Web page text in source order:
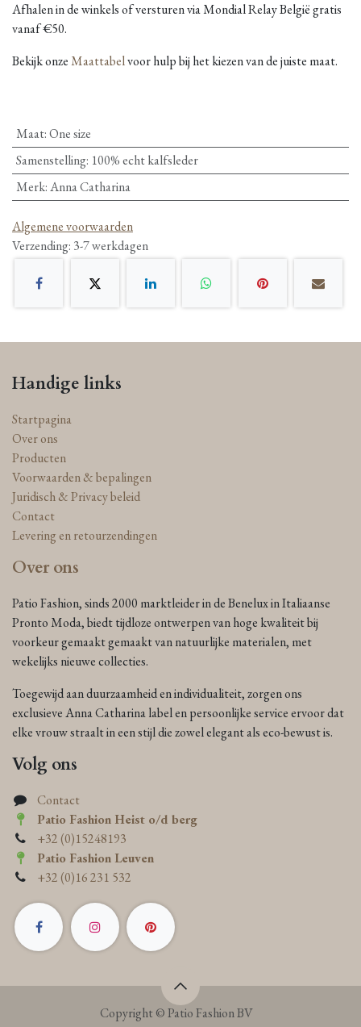
Afhalen in de winkels of versturen via Mondial Relay België gratis
vanaf €50.
Bekijk onzeMaattabelvoor hulp bij het kiezen van de juiste maat.
Maat:One size
Samenstelling: 100% echt kalfsleder
Merk:Anna Catharina
Algemene voorwaarden
Verzending: 3-7 werkdagen
Handige links
Startpagina
Over ons
Producten
Voorwaarden & bepalingen
Juridisch & Privacy beleid
Contact
Levering en retourzendingen
Over ons
Patio Fashion, sinds 2000 marktleider in de Benelux in Italiaanse
Pronto Moda, biedt tijdloze ontwerpen van hoge kwaliteit bij
voorkeur gemaakt gemaakt van natuurlijke materialen, met
wekelijks nieuwe collecties.
Toegewijd aan duurzaamheid en individualiteit, zorgen ons
exclusieve Anna Catharina label en persoonlijke service ervoor dat
elke vrouw straalt in een stijl die zowel elegant als eco-bewust is.
Volg ons
Contact
Patio Fashion Heist o/d berg
+32 (0)15248193
Patio Fashion Leuven
+32 (0)16 231 532
Copyright © Patio Fashion BV